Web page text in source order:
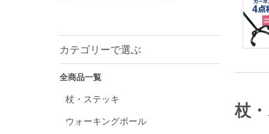
杖
カテゴリーで選ぶ
全商品一覧
杖・ステッキ
ウォーキングポール